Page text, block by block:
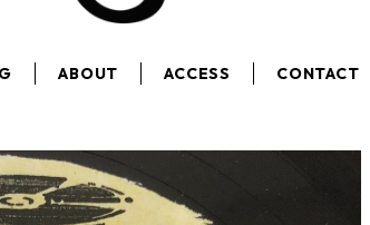
ABOUT ACCESS CONTACT